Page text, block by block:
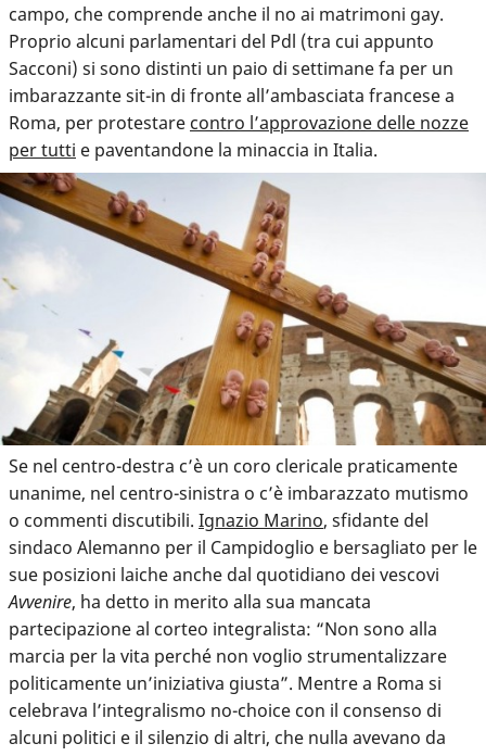
campo, che comprende anche il no ai matrimoni gay.
Proprio alcuni parlamentari del Pdl (tra cui appunto
Sacconi) si sono distinti un paio di settimane fa per un
imbarazzante sit-in di fronte all’ambasciata francese a
Roma, per protestare contro l’approvazione delle nozze
per tutti e paventandone la minaccia in Italia.
Se nel centro-destra c’è un coro clericale praticamente
unanime, nel centro-sinistra o c’è imbarazzato mutismo
o commenti discutibili. Ignazio Marino, sfidante del
sindaco Alemanno per il Campidoglio e bersagliato per le
sue posizioni laiche anche dal quotidiano dei vescovi
Avvenire, ha detto in merito alla sua mancata
partecipazione al corteo integralista: “Non sono alla
marcia per la vita perché non voglio strumentalizzare
politicamente un’iniziativa giusta”. Mentre a Roma si
celebrava l’integralismo no-choice con il consenso di
alcuni politici e il silenzio di altri, che nulla avevano da